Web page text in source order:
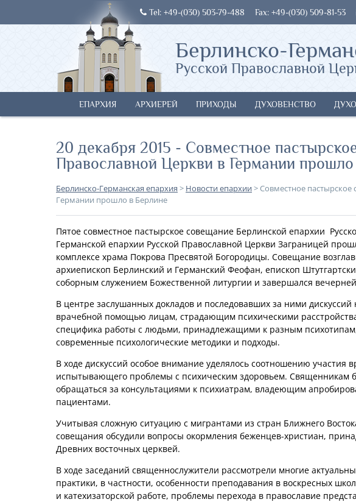
Tel: +49-(030) 503-79-488 Fax: +49-(030) 509-81-53
Берлинско-
Русской Православной
ЕПАРХИЯ АРХИЕРЕЙ ПРИХОДЫ ДУХОВЕНСТВО
20 декабря 2015 - Совместное
Православной Церкви в Германии
Берлинско-Германская епархия > Новости епархии>Совместное
Германии прошло в Берлине
Пятое совместное пастырское совещание Берлинской епархии
Германской епархии Русской Православной Церкви Заграницей
комплексе храма Покрова Пресвятой Богородицы. Совещание
архиепископ Берлинский и Германский Феофан, епископ
соборным служением Божественной литургии и завершался
В центре заслушанных докладов и последовавших за ними
врачебной помощью лицам, страдающим психическими
специфика работы с людьми, принадлежащими к разным
современные психологические методики и подходы.
В ходе дискуссий особое внимание уделялось соотношению участия
испытывающего проблемы с психическим здоровьем. Священникам
обращаться за консультациями к психиатрам, владеющим
пациентами.
Учитывая сложную ситуацию с мигрантами из стран Ближнего
совещания обсудили вопросы окормления беженцев-христиан,
Древних восточных церквей.
В ходе заседаний священнослужители рассмотрели многие
практики, в частности, особенности преподавания в воскресных
и катехизаторской работе, проблемы перехода в православие